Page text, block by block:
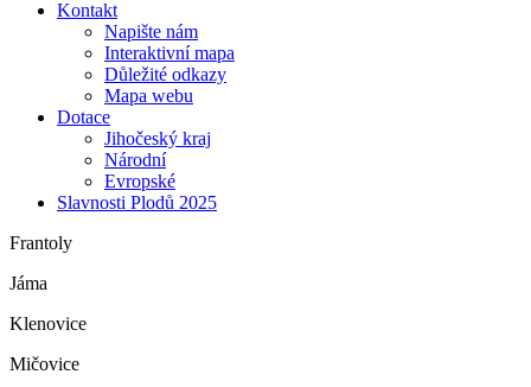
Kontakt
Napište nám
Interaktivní mapa
Důležité odkazy
Mapa webu
Dotace
Jihočeský kraj
Národní
Evropské
Slavnosti Plodů 2025
Frantoly
Jáma
Klenovice
Mičovice